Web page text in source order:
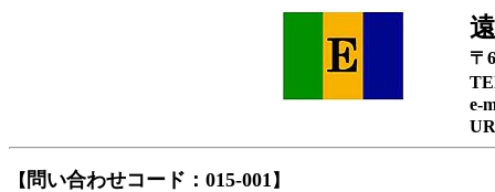
〒
e-
【 問い合わせコード：015-001 】